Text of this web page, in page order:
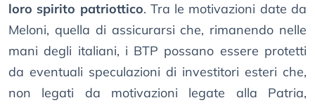
loro spirito patriottico. Tra le motivazioni date da
Meloni, quella di assicurarsi che, rimanendo nelle
mani degli italiani, i BTP possano essere protetti
da eventuali speculazioni di investitori esteri che,
non legati da motivazioni legate alla Patria,